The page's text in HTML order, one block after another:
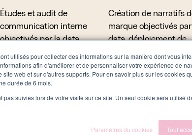
utilisés pour collecter des informations sur la manière dont vous
afin d'améliorer et de personnaliser votre expérience de
web et sur d'autres supports. Pour en savoir plus sur les cookies
durée de 6 mois.
suivies lors de votre visite sur ce site. Un seul cookie sera utilisé
Paramètres du cookies Tout
Études et audit de
communication interne
objectivés par la data,
d’engagement,
déploiement de
communication multi-
Création de narratifs
marque objectivés
data, déploiement de
canaux incluant des
programmes
conversion et de
empowerment des